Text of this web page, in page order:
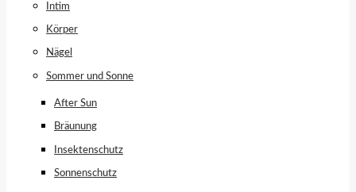
Intim
Körper
Nägel
Sommer und Sonne
After Sun
Bräunung
Insektenschutz
Sonnenschutz